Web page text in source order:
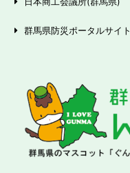
群馬県防災ポータルサイト